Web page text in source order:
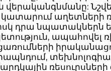
աղետների
դրա նպատակներն
ապահովել